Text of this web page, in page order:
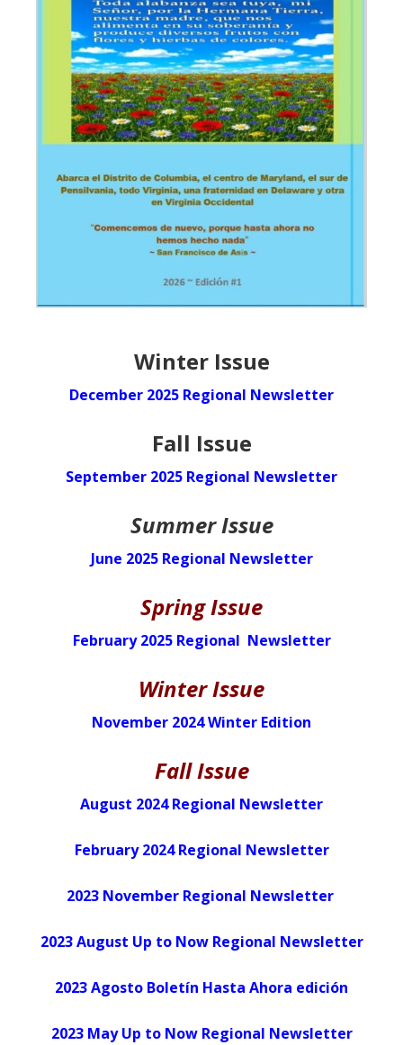
Winter Issue
December 2025 Regional Newsletter
Fall Issue
September 2025 Regional Newsletter
Summer Issue
June 2025 Regional Newsletter
Spring Issue
February 2025 Regional Newsletter
Winter Issue
November 2024 Winter Edition
Fall Issue
August 2024 Regional Newsletter
February 2024 Regional Newsletter
2023 November Regional Newsletter
2023 August Up to Now Regional Newsletter
2023 Agosto Boletín Hasta Ahora edición
2023 May Up to Now Regional Newsletter